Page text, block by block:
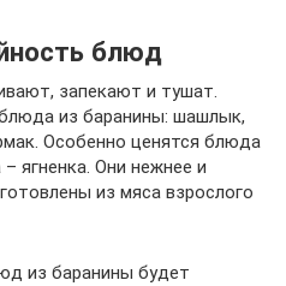
блюд
запекают и тушат.
из баранины: шашлык,
Особенно ценятся блюда
ягненка. Они нежнее и
из мяса взрослого
из баранины будет